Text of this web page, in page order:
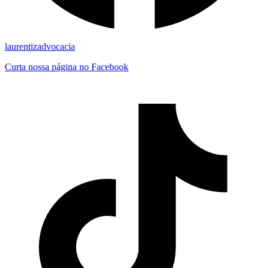
laurentizadvocacia
Curta nossa página no Facebook